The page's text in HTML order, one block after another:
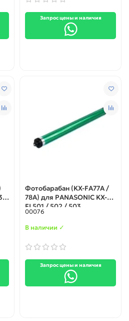
Запрос цены и наличия
/
Фотобарабан (KX-FA77A /
78A) для PANASONIC KX-
FL501 / 502 / 503
00076
В наличии ✓
Запрос цены и наличия